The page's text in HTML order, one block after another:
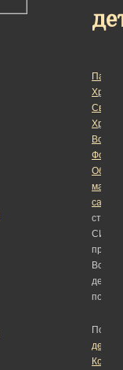
Пасха
сайта
СИЗО
день
дети